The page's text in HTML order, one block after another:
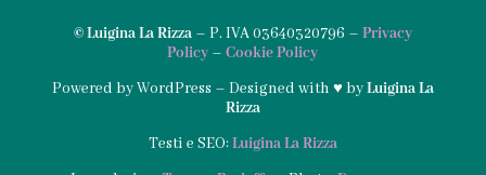
© Luigina La Rizza– P. IVA 03640320796 – Privacy
Policy –Cookie Policy
Powered by WordPress – Designed with ♥︎ byLuigina La
Rizza
Testi e SEO:Luigina La Rizza